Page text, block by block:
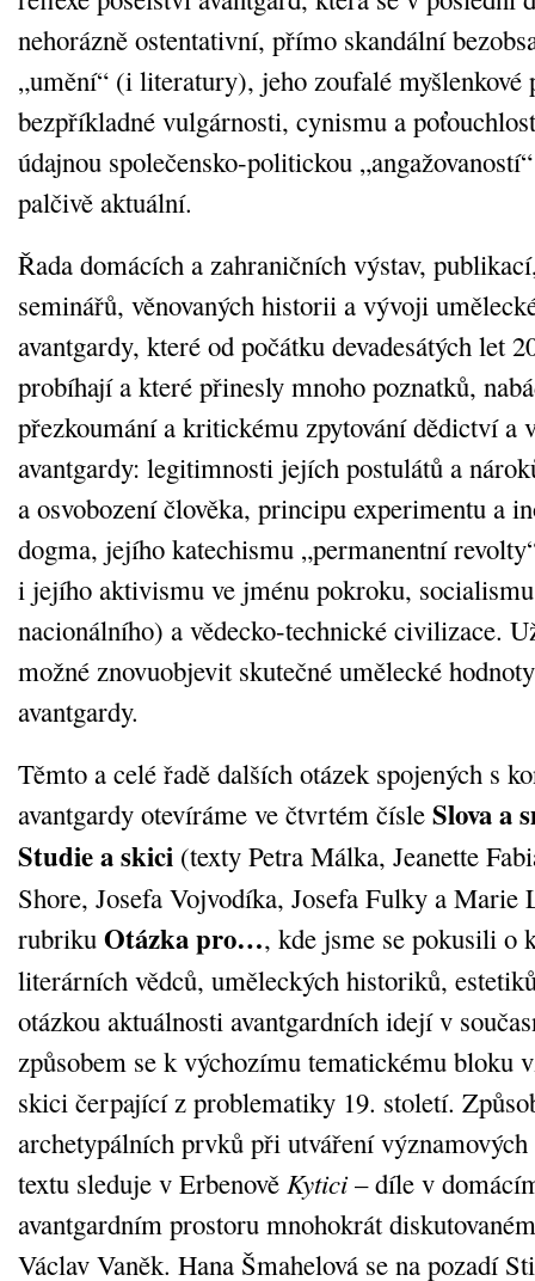
nehorázně ostentativní, přímo skandální
„umění“ (i literatury), jeho zoufalé myšlenkové
bezpříkladné vulgárnosti, cynismu a
údajnou společensko-politickou
palčivě aktuální.
Řada domácích a zahraničních výstav,
seminářů, věnovaných historii a vývoji
avantgardy, které od počátku devadesátých let
probíhají a které přinesly mnoho poznatků,
přezkoumání a kritickému zpytování dědictví a
avantgardy: legitimnosti jejích postulátů a
a osvobození člověka, principu experimentu a
dogma, jejího katechismu „permanentní
i jejího aktivismu ve jménu pokroku,
nacionálního) a vědecko-technické civilizace.
možné znovuobjevit skutečné umělecké
avantgardy.
Těmto a celé řadě dalších otázek spojených s
avantgardy otevíráme ve čtvrtém čísle Slova a
Studie a skici (texty Petra Málka, Jeanette
Shore, Josefa Vojvodíka, Josefa Fulky a Marie
rubriku Otázka pro…, kde jsme se pokusili o
literárních vědců, uměleckých historiků,
otázkou aktuálnosti avantgardních idejí v
způsobem se k výchozímu tematickému bloku
skici čerpající z problematiky 19. století.
archetypálních prvků při utváření
textu sleduje v Erbenově Kytici– díle v
avantgardním prostoru mnohokrát
Václav Vaněk. Hana Šmahelová se na pozadí